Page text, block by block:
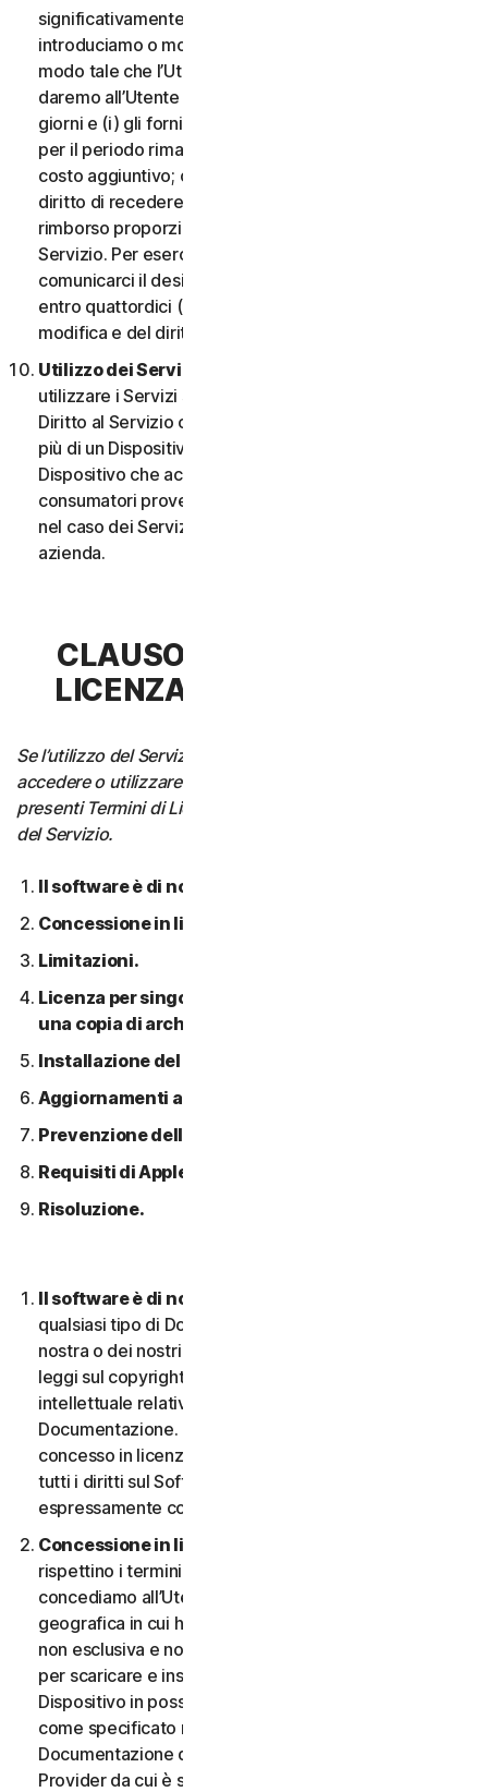
significativamente dannosa per l’Utente o
introduciamo o modifichiamo i criteri di idoneità in
modo tale che l’Utente non abbia più diritto ai Servizi,
daremo all’Utente un preavviso di quattordici (14)
giorni e (i) gli forniremo servizi comparabili o superiori
per il periodo rimanente del Servizio senza alcun
costo aggiuntivo; oppure (ii) concederemo all’Utente il
diritto di recedere dal contratto e ricevere un
rimborso proporzionale per il periodo rimanente del
Servizio. Per esercitare questo diritto, l’Utente deve
comunicarci il desiderio di rescindere il contratto
entro quattordici (14) giorni dalla notifica della
modifica e del diritto di rescissione.
Utilizzo dei Servizi in una rete.
utilizzare i Servizi su una rete a condizione che il
Diritto al Servizio consenta di accedere o utilizzarli su
più di un Dispositivo e a condizione che ogni
Dispositivo che accede a o utilizza i Servizi per i
consumatori provenga da un unico nucleo familiare o,
nel caso dei Servizi aziendali, da un’unica Piccola
azienda.
CLAUSOLA 3 - TERMINI DI
LICENZA DEL SOFTWARE
Se l’utilizzo del Servizio richiede di scaricare, installare,
accedere o utilizzare il Software su un Dispositivo, i
presenti Termini di Licenza si applicano anche all’utilizzo
del Servizio.
Il software è di nostra proprietà.
Concessione in licenza.
Limitazioni.
Licenza per singolo dispositivo; consentita solo
una copia di archivio o di backup.
Installazione del software.
Aggiornamenti automatici dei contenuti.
Prevenzione della pirateria software.
Requisiti di Apple.
Risoluzione.
Il software è di nostra proprietà.
qualsiasi tipo di Documentazione sono di proprietà
nostra o dei nostri licenziatari e sono protetti dalle
leggi sul copyright. Ciò include tutti i Diritti di proprietà
intellettuale relativi al Software e alla
Documentazione. Qualsiasi Software fornito da noi è
concesso in licenza e non venduto, e ci riserviamo
tutti i diritti sul Software e la Documentazione non
espressamente concessi nel CLS.
Concessione in licenza.
rispettino i termini e le condizioni del CLS,
concediamo all’Utente, nel territorio o nell’area
geografica in cui ha acquisito il Software, una licenza
non esclusiva e non trasferibile a tempo indeterminato
per scaricare e installare una copia del Software sul
Dispositivo in possesso o controllato dall'Utente,
come specificato nel Diritto al Servizio o nella
Documentazione della transazione applicabile dal
Provider da cui è stato ottenuto il Servizio, e per